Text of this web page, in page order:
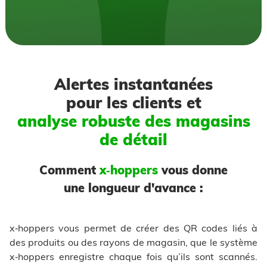
Alertes instantanées
pour les clients et
analyse robuste des magasins
de détail
Commentx‑hoppers vous donne
une longueur d'avance :
x‑hoppers vous permet de créer des QR codes liés à
des produits ou des rayons de magasin, que le système
x‑hoppers enregistre chaque fois qu’ils sont scannés.